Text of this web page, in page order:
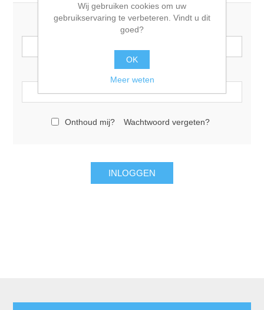
Email:
Wachtwoord:
Onthoud mij? Wachtwoord vergeten?
Wij gebruiken cookies om uw
gebruikservaring te verbeteren. Vindt u dit
goed?
OK
Meer weten